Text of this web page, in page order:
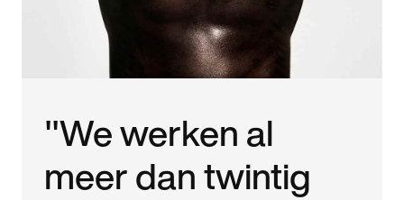
"We werken al
meer dan twintig